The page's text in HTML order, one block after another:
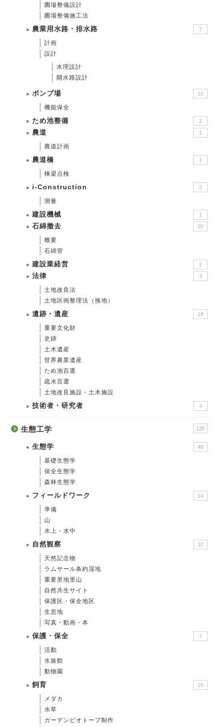
圃場整備設計
圃場整備施工法
農業用水路・排水路 7
計画
設計
水理設計
開水路設計
ポンプ場 10
機能保全
ため池整備 2
農道 1
農道計画
農道橋 1
棟梁点検
i-Construction 2
測量
建設機械 1
石綿撤去 20
概要
石綿管
建設業経営 2
法律 3
土地改良法
土地区画整理法（換地）
遺跡・遺産 18
重要文化財
史跡
土木遺産
世界農業遺産
ため池百選
疏水百選
土地改良施設・土木施設
技術者・研究者 3
生態工学 135
生態学 48
基礎生態学
保全生態学
森林生態学
フィールドワーク 14
準備
山
水上・水中
自然観察 37
天然記念物
ラムサール条約湿地
重要里地里山
自然共生サイト
保護区・保全地区
生息地
写真・動画・本
保護・保全 7
活動
水族館
動物園
飼育 29
メダカ
水草
ガーデンビオトープ制作